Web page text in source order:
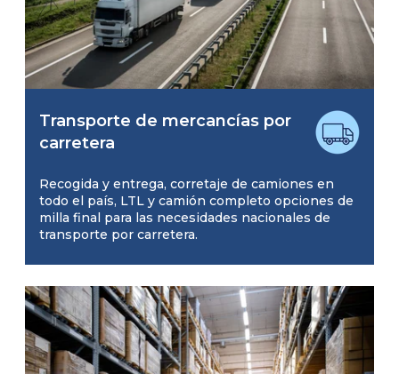
Transporte de mercancías por
carretera
Recogida y entrega, corretaje de camiones en
todo el país, LTL y camión completo opciones de
milla final para las necesidades nacionales de
transporte por carretera.